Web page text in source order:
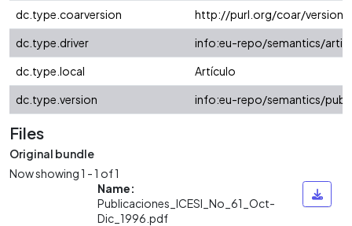
dc.type.coarversion
http://purl.org/coar/
dc.type.driver
info:eu-repo/semantics/
dc.type.local
Artículo
dc.type.version
info:eu-repo/semantics/
Files
Original bundle
Now showing1 - 1 of 1
Name:
Publicaciones_ICESI_No_61_Oct-
Dic_1996.pdf